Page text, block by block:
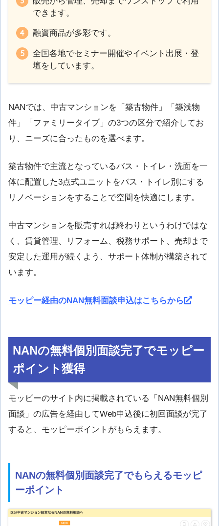
できます。
融資商品が多彩です。
全国各地でセミナー開催やイベント出展・登
壇をしています。
NANでは、中古マンションを「築古物件」「築浅物
件」「ファミリータイプ」の3つの区分で紹介してお
り、ニーズに合ったものを選べます。
築古物件で主流となっているバス・トイレ・洗面を一
体に配置した3点式ユニットをバス・トイレ別にする
リノベーションをすることで空間を快適にします。
中古マンションを販売すれば終わりというわけではな
く、賃貸管理、リフォーム、税務サポート、売却まで
安定した運用が続くよう、サポート体制が構築されて
います。
モッピー経由のNAN無料面談申込はこちらから
NANの無料個別面談完了でモッピー
ポイント獲得
モッピーのサイト内に掲載されている「NAN無料個別
面談」の広告を経由してWeb申込後に初回面談が完了
すると、モッピーポイントがもらえます。
NANの無料個別面談完了でもらえるモッピ
ーポイント